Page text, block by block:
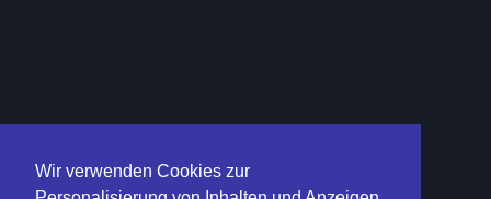
Wir verwenden Cookies zur